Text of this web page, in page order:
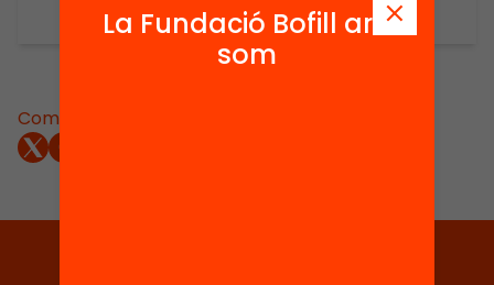
Comparteix:
La Fundació Bofill ara
som